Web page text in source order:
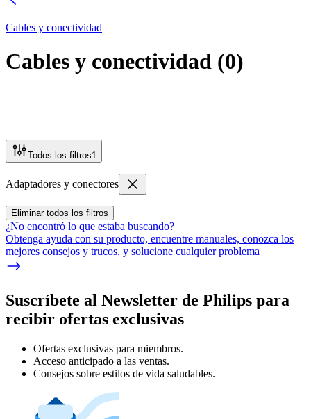
Cables y conectividad
Cables y conectividad (0)
Todos los filtros1
Adaptadores y conectores
Eliminar todos los filtros
¿No encontró lo que estaba buscando?
Obtenga ayuda con su producto, encuentre manuales, conozca los
mejores consejos y trucos, y solucione cualquier problema
Suscríbete al Newsletter de Philips para
recibir ofertas exclusivas
Ofertas exclusivas para miembros.
Acceso anticipado a las ventas.
Consejos sobre estilos de vida saludables.